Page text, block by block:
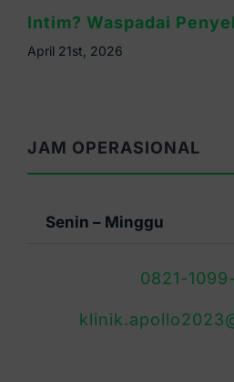
Intim? Waspadai
April 21st, 2026
JAM OPERASIONAL
Senin – Minggu
0821-